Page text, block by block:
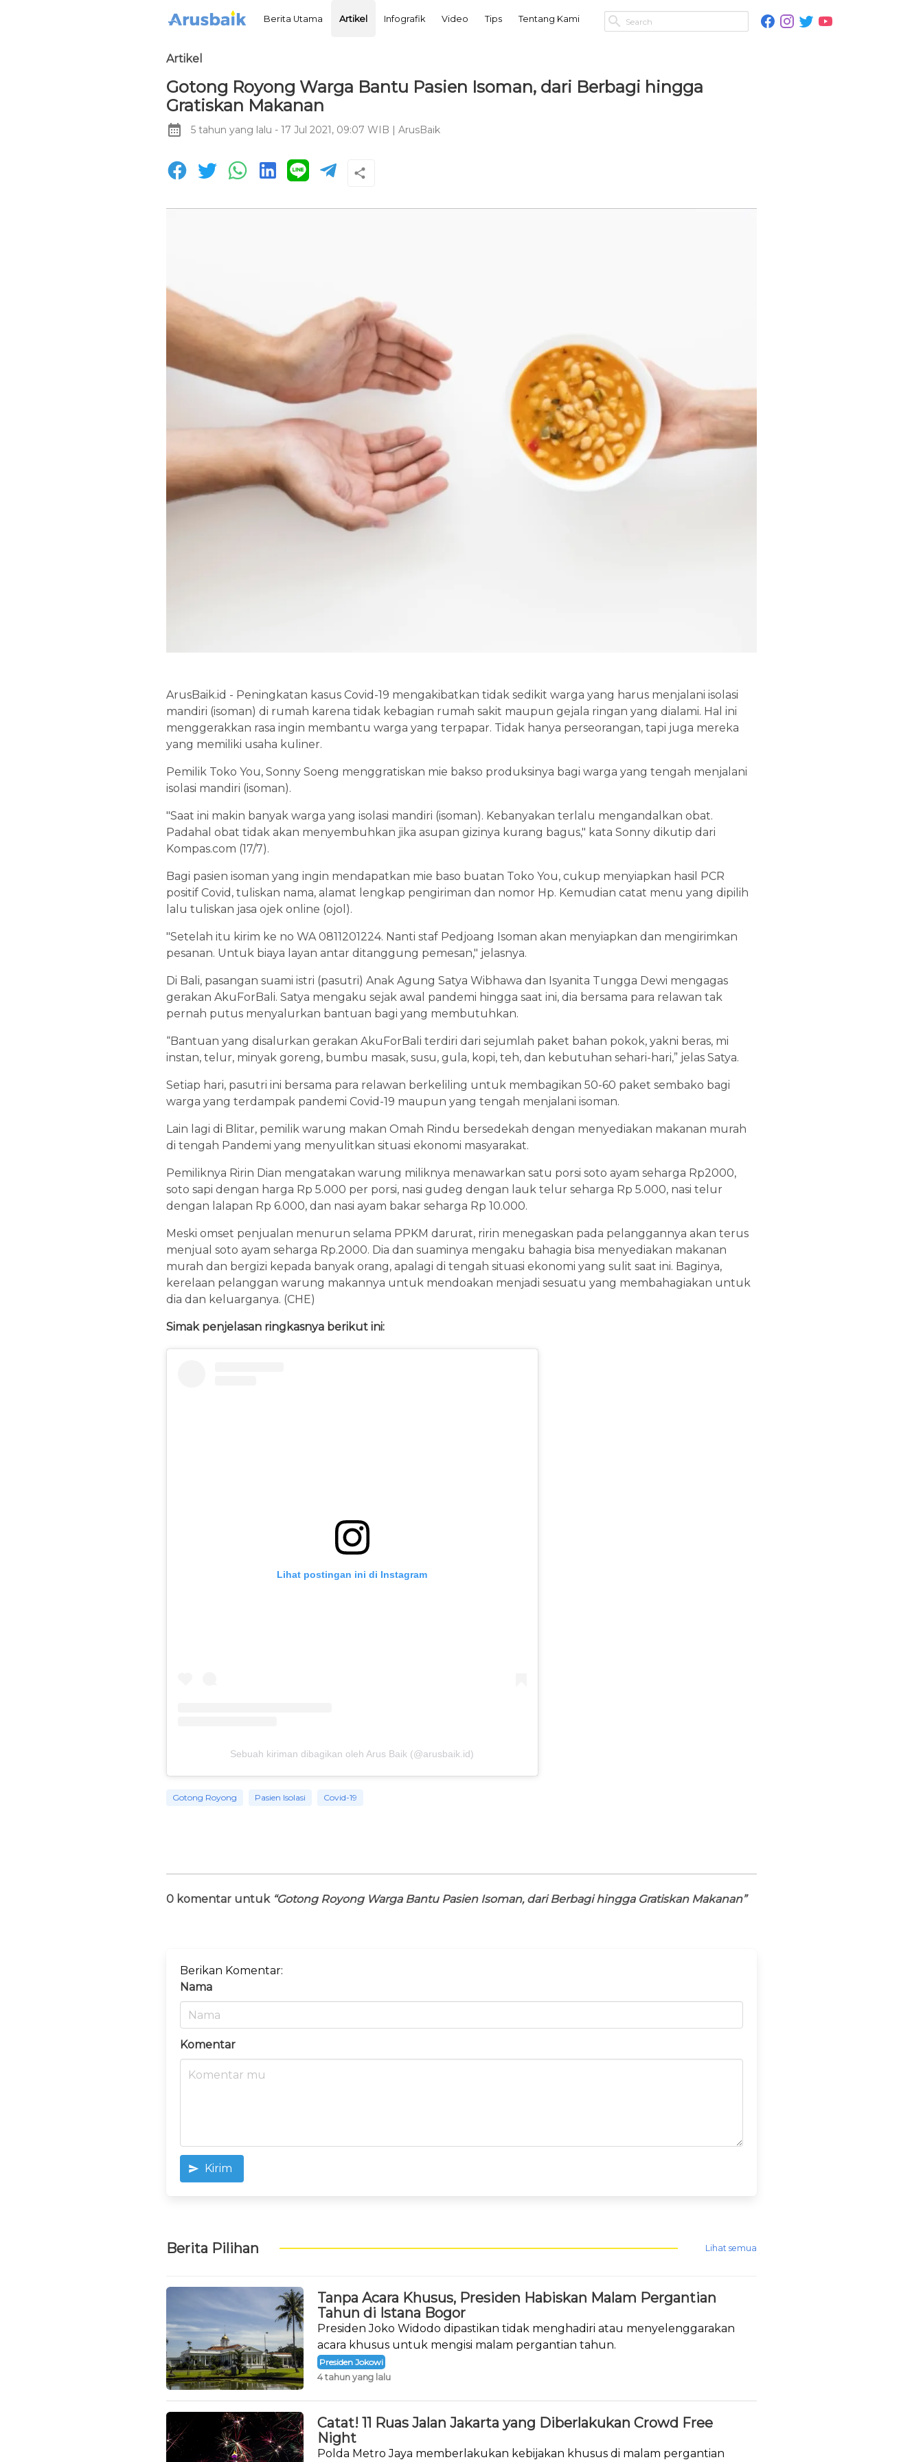
Berita Utama Artikel Infografik Video Tips Tentang Kami
Artikel
Gotong Royong Warga Bantu Pasien Isoman, dari Berbagi hingga
Gratiskan Makanan
5 tahun yang lalu - 17 Jul 2021, 09:07 WIB ArusBaik
ArusBaik.id - Peningkatan kasus Covid-19 mengakibatkan tidak sedikit warga yang harus menjalani isolasi
mandiri (isoman) di rumah karena tidak kebagian rumah sakit maupun gejala ringan yang dialami. Hal ini
menggerakkan rasa ingin membantu warga yang terpapar. Tidak hanya perseorangan, tapi juga mereka
yang memiliki usaha kuliner.
Pemilik Toko You, Sonny Soeng menggratiskan mie bakso produksinya bagi warga yang tengah menjalani
isolasi mandiri (isoman).
"Saat ini makin banyak warga yang isolasi mandiri (isoman). Kebanyakan terlalu mengandalkan obat.
Padahal obat tidak akan menyembuhkan jika asupan gizinya kurang bagus," kata Sonny dikutip dari
Kompas.com (17/7).
Bagi pasien isoman yang ingin mendapatkan mie baso buatan Toko You, cukup menyiapkan hasil PCR
positif Covid, tuliskan nama, alamat lengkap pengiriman dan nomor Hp. Kemudian catat menu yang dipilih
lalu tuliskan jasa ojek online (ojol).
"Setelah itu kirim ke no WA 0811201224. Nanti staf Pedjoang Isoman akan menyiapkan dan mengirimkan
pesanan. Untuk biaya layan antar ditanggung pemesan," jelasnya.
Di Bali, pasangan suami istri (pasutri) Anak Agung Satya Wibhawa dan Isyanita Tungga Dewi mengagas
gerakan AkuForBali. Satya mengaku sejak awal pandemi hingga saat ini, dia bersama para relawan tak
pernah putus menyalurkan bantuan bagi yang membutuhkan.
“Bantuan yang disalurkan gerakan AkuForBali terdiri dari sejumlah paket bahan pokok, yakni beras, mi
instan, telur, minyak goreng, bumbu masak, susu, gula, kopi, teh, dan kebutuhan sehari-hari,” jelas Satya.
Setiap hari, pasutri ini bersama para relawan berkeliling untuk membagikan 50-60 paket sembako bagi
warga yang terdampak pandemi Covid-19 maupun yang tengah menjalani isoman.
Lain lagi di Blitar, pemilik warung makan Omah Rindu bersedekah dengan menyediakan makanan murah
di tengah Pandemi yang menyulitkan situasi ekonomi masyarakat.
Pemiliknya Ririn Dian mengatakan warung miliknya menawarkan satu porsi soto ayam seharga Rp2000,
soto sapi dengan harga Rp 5.000 per porsi, nasi gudeg dengan lauk telur seharga Rp 5.000, nasi telur
dengan lalapan Rp 6.000, dan nasi ayam bakar seharga Rp 10.000.
Meski omset penjualan menurun selama PPKM darurat, ririn menegaskan pada pelanggannya akan terus
menjual soto ayam seharga Rp.2000. Dia dan suaminya mengaku bahagia bisa menyediakan makanan
murah dan bergizi kepada banyak orang, apalagi di tengah situasi ekonomi yang sulit saat ini. Baginya,
kerelaan pelanggan warung makannya untuk mendoakan menjadi sesuatu yang membahagiakan untuk
dia dan keluarganya. (CHE)
Simak penjelasan ringkasnya berikut ini:
Lihat postingan ini di Instagram
Sebuah kiriman dibagikan oleh Arus Baik (@arusbaik.id)
Gotong Royong Pasien Isolasi Covid-19
0 komentar untuk “Gotong Royong Warga Bantu Pasien Isoman, dari Berbagi hingga Gratiskan Makanan”
Berikan Komentar:
Nama
Komentar
Kirim
Berita Pilihan Lihat semua
Tanpa Acara Khusus, Presiden Habiskan Malam Pergantian
Tahun di Istana Bogor
Presiden Joko Widodo dipastikan tidak menghadiri atau menyelenggarakan
acara khusus untuk mengisi malam pergantian tahun.
Presiden Jokowi
4 tahun yang lalu
Catat! 11 Ruas Jalan Jakarta yang Diberlakukan Crowd Free
Night
Polda Metro Jaya memberlakukan kebijakan khusus di malam pergantian